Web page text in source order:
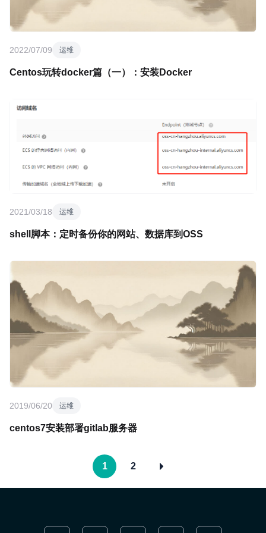
2022/07/09 运维
Centos玩转docker篇（一）：安装Docker
2021/03/18 运维
shell脚本：定时备份你的网站、数据库到OSS
2019/06/20 运维
centos7安装部署gitlab服务器
1 2